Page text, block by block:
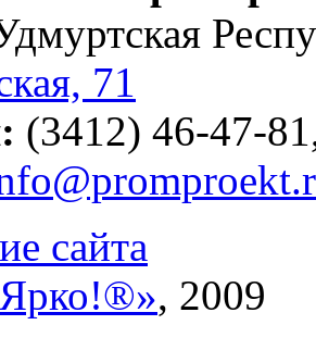
71
(3412) 46-47-
сайта
, 2009